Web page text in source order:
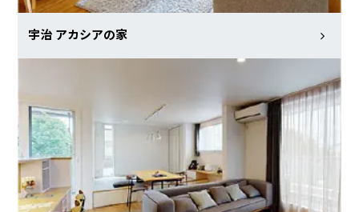
宇治 アカシアの家